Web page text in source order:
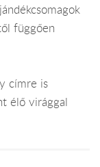
függően
címre is
élő virággal